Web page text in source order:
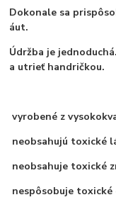
Dokonale sa
áut.
Údržba je
a utrieť handričkou.
vyrobené z
neobsahujú toxické
neobsahuje toxické
nespôsobuje toxické